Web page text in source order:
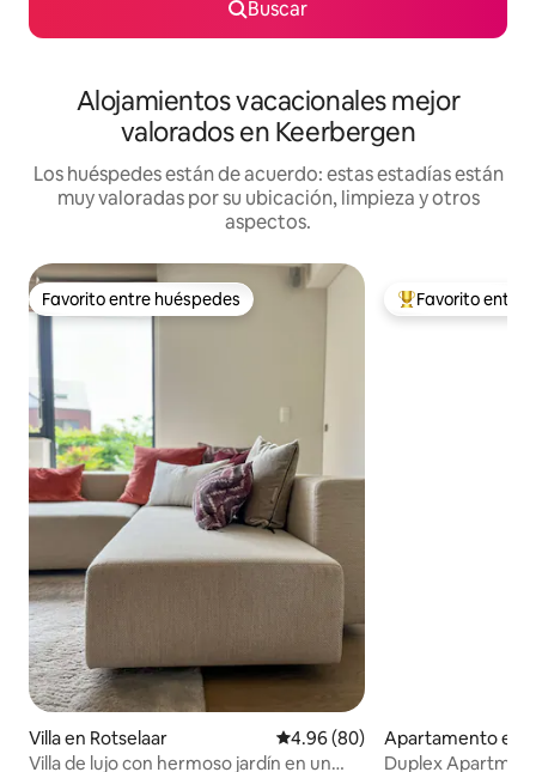
Buscar
Alojamientos vacacionales mejor
valorados en Keerbergen
Los huéspedes están de acuerdo: estas estadías están
muy valoradas por su ubicación, limpieza y otros
aspectos.
Favorito entre huéspedes
Favorito entre huéspedes
Villa en Rotselaar Calificación promedio: 4.96 de
4.96 (80)
Villa de lujo con hermoso jardín en un
Favorito entre
Favorito entre
Apartamento en
Duplex